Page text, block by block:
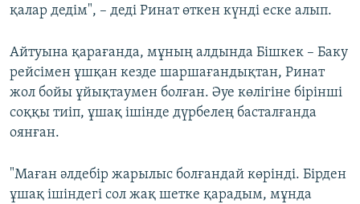
қалар дедім", – деді Ринат өткен күнді еске алып.
Айтуына қарағанда, мұның алдында Бішкек – Баку
рейсімен ұшқан кезде шаршағандықтан, Ринат
жол бойы ұйықтаумен болған. Әуе көлігіне бірінші
соққы тиіп, ұшақ ішінде дүрбелең басталғанда
оянған.
"Маған әлдебір жарылыс болғандай көрінді. Бірден
ұшақ ішіндегі сол жақ шетке қарадым, мұнда